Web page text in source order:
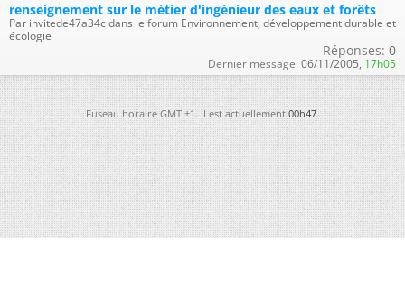
renseignement sur le métier d'ingénieur des eaux et forêts
Par invitede47a34c dans le forum Environnement, développement durable et
écologie
Réponses: 0
Dernier message: 06/11/2005, 17h05
Fuseau horaire GMT +1. Il est actuellement00h47.